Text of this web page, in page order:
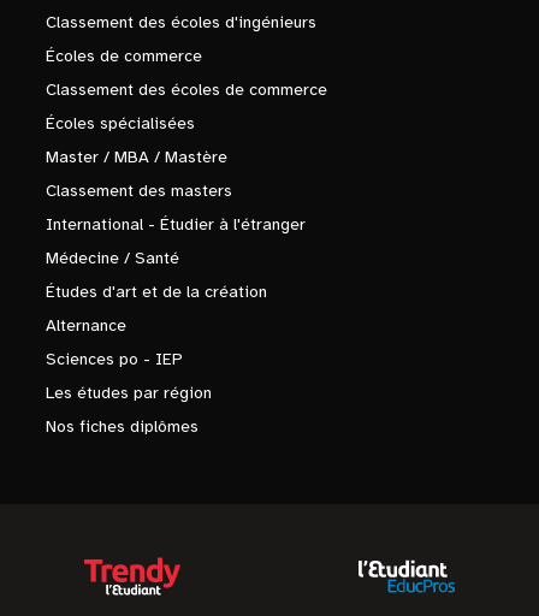
Classement des écoles d'ingénieurs
Écoles de commerce
Classement des écoles de commerce
Écoles spécialisées
Master / MBA / Mastère
Classement des masters
International - Étudier à l'étranger
Médecine / Santé
Études d'art et de la création
Alternance
Sciences po - IEP
Les études par région
Nos fiches diplômes